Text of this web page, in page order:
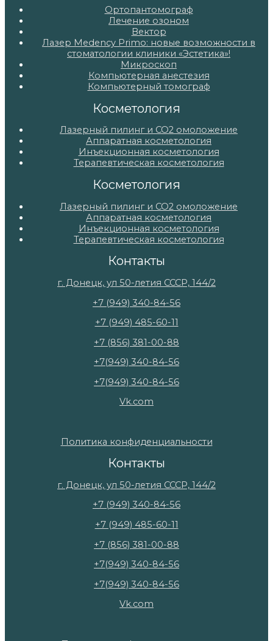
Ортопантомограф
Лечение озоном
Вектор
Лазер Medency Primo: новые возможности в
стоматологии клиники «Эстетика»!
Микроскоп
Компьютерная анестезия
Компьютерный томограф
Косметология
Лазерный пилинг и СО2 омоложение
Аппаратная косметология
Инъекционная косметология
Терапевтическая косметология
Косметология
Лазерный пилинг и СО2 омоложение
Аппаратная косметология
Инъекционная косметология
Терапевтическая косметология
Контакты
г. Донецк, ул 50-летия СССР, 144/2
+7 (949) 340-84-56
+7 (949) 485-60-11
+7 (856) 381-00-88
+7(949) 340-84-56
+7(949) 340-84-56
Vk.com
Политика конфиденциальности
Контакты
г. Донецк, ул 50-летия СССР, 144/2
+7 (949) 340-84-56
+7 (949) 485-60-11
+7 (856) 381-00-88
+7(949) 340-84-56
+7(949) 340-84-56
Vk.com